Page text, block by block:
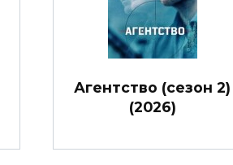
Агентство (сезон 2)
(2026)